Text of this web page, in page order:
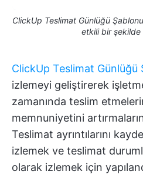
ClickUp Teslimat Günlüğü
etkili bir
ClickUp Teslimat Günlüğü
izlemeyi geliştirerek
zamanında teslim
memnuniyetini
Teslimat ayrıntılarını
izlemek ve teslimat
olarak izlemek için